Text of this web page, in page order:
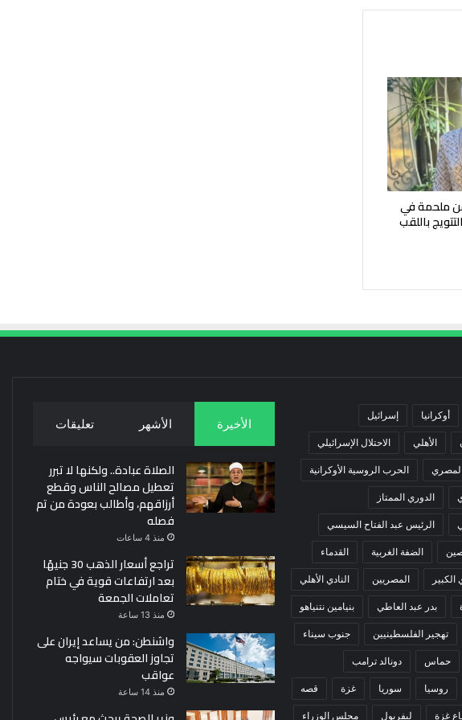
ملحمة في
باللقب
أوكرانيا إسرائيل
الأهلي الاحتلال الإسرائيلي
الحرب الروسية الأوكرانية
الدوري الممتاز
الرئيس عبد الفتاح السيسي
الضفة الغربية القدماء
المصريين النادي الأهلي
بدر عبد العاطي بنيامين نتنياهو
تهجير الفلسطينيين جنوب سيناء
حماس دونالد ترامب
روسيا سوريا غزة قصه
غزة ليفربول مجلس الوزراء
الأخيرة الأشهر تعليقات
الصلاة عبادة.. ولكنها لا تبرر
تعطيل مصالح الناس وقطع
أرزاقهم، وأطالب بعودة من تم
فصله
منذ 4 ساعات
تراجع أسعار الذهب 30 جنيهًا
بعد ارتفاعات قوية في ختام
تعاملات الجمعة
منذ 13 ساعة
واشنطن: من يساعد إيران على
تجاوز العقوبات سيواجه
عواقب
منذ 14 ساعة